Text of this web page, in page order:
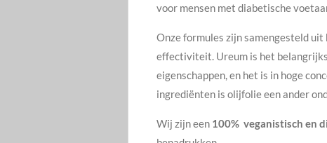
voor mensen met diabetische
Onze formules zijn samengesteld
effectiviteit. Ureum is het
eigenschappen, en het is in hoge
ingrediënten is olijfolieeen ander
Wij zijn een 100% veganistisch en